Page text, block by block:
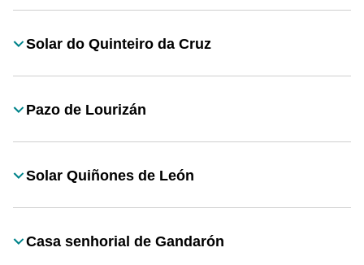
Título
Solar do Quinteiro da Cruz
Título
Pazo de Lourizán
Título
Solar Quiñones de León
Título
Casa senhorial de Gandarón